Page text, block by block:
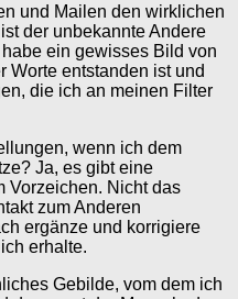
und Mailen den wirklichen
der unbekannte Andere
ein gewisses Bild von
Worte entstanden ist und
die ich an meinen Filter
wenn ich dem
Ja, es gibt eine
Vorzeichen. Nicht das
zum Anderen
ergänze und korrigiere
erhalte.
Gebilde, vom dem ich